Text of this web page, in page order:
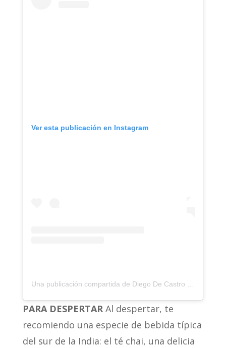
Ver esta publicación en Instagram
PARA DESPERTARAl despertar, te
recomiendo una especie de bebida típica
del sur de la India: el té chai, una delicia